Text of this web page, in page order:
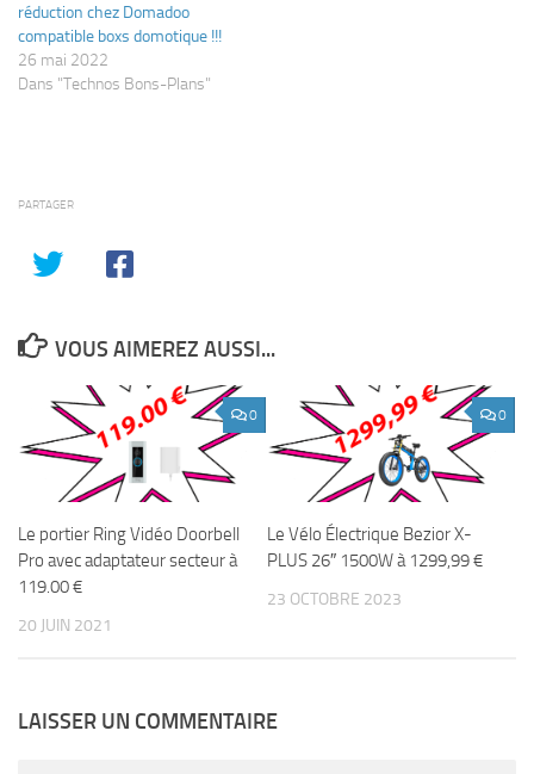
réduction chez Domadoo
compatible boxs domotique !!!
26 mai 2022
Dans "Technos Bons-Plans"
PARTAGER
VOUS AIMEREZ AUSSI...
0
Le portier Ring Vidéo Doorbell
Pro avec adaptateur secteur à
119.00 €
20 JUIN 2021
0
Le Vélo Électrique Bezior X-
PLUS 26″ 1500W à 1299,99 €
23 OCTOBRE 2023
LAISSER UN COMMENTAIRE